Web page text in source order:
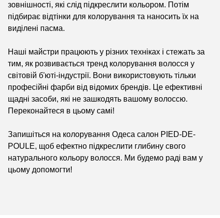
зовнішності, які слід підкреслити кольором. Потім
підбирає відтінки для колорування та наносить їх на
виділені пасма.
Наші майстри працюють у різних техніках і стежать за
тим, як розвивається тренд колорування волосся у
світовій б'юті-індустрії. Вони використовують тільки
професійні фарби від відомих брендів. Це ефективні
щадні засоби, які не зашкодять вашому волоссю.
Переконайтеся в цьому самі!
Запишіться на колорування Одеса салон PIED-DE-
POULE, щоб ефектно підкреслити глибину свого
натурального кольору волосся. Ми будемо раді вам у
цьому допомогти!